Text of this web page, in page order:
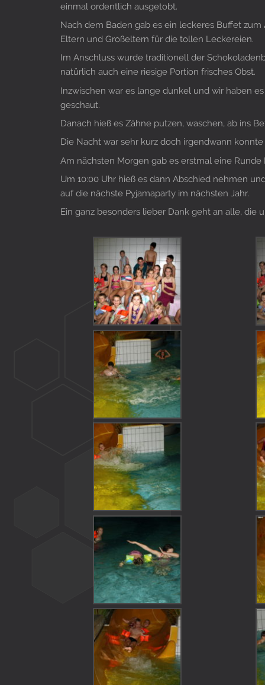
einmal ordentlich ausgetobt.
Nach dem Baden gab es ein leckeres Buffet
Eltern und Großeltern für die tollen Leckereien.
Im Anschluss wurde traditionell der
natürlich auch eine riesige Portion frisches Obst.
Inzwischen war es lange dunkel und wir haben
geschaut.
Danach hieß es Zähne putzen, waschen, ab ins
Die Nacht war sehr kurz doch irgendwann
Am nächsten Morgen gab es erstmal eine
Um 10:00 Uhr hieß es dann Abschied nehmen
auf die nächste Pyjamaparty im nächsten Jahr.
Ein ganz besonders lieber Dank geht an alle, die